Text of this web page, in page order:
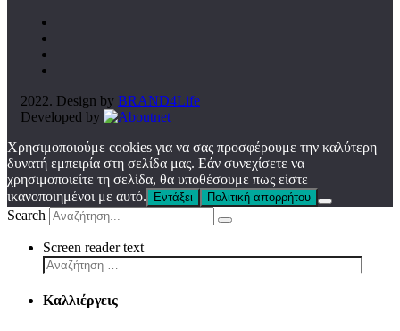
2022. Design by BRAND4Life
Developed by
Χρησιμοποιούμε cookies για να σας προσφέρουμε την καλύτερη
δυνατή εμπειρία στη σελίδα μας. Εάν συνεχίσετε να
χρησιμοποιείτε τη σελίδα, θα υποθέσουμε πως είστε
ικανοποιημένοι με αυτό.
Εντάξει Πολιτική απορρήτου
Search
Screen reader text
Καλλιέργεις